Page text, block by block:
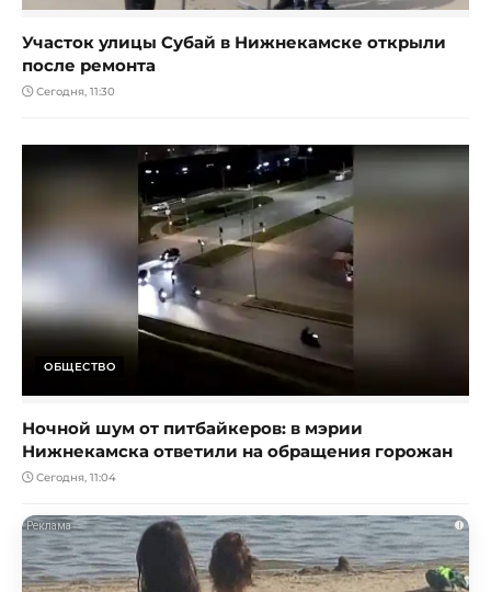
Участок улицы Субай в Нижнекамске открыли
после ремонта
Сегодня, 11:30
ОБЩЕСТВО
Ночной шум от питбайкеров: в мэрии
Нижнекамска ответили на обращения горожан
Сегодня, 11:04
i